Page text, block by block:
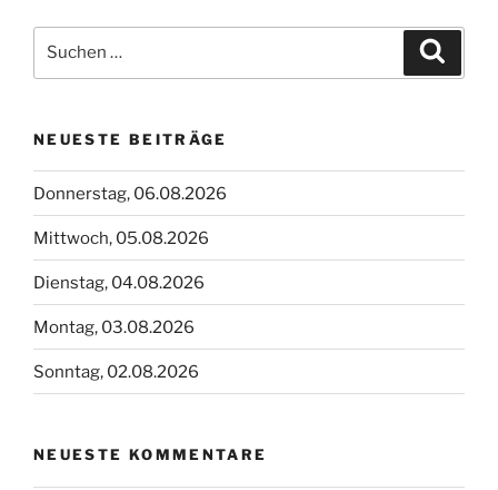
nach:
NEUESTE BEITRÄGE
Donnerstag, 06.08.2026
Mittwoch, 05.08.2026
Dienstag, 04.08.2026
Montag, 03.08.2026
Sonntag, 02.08.2026
NEUESTE KOMMENTARE